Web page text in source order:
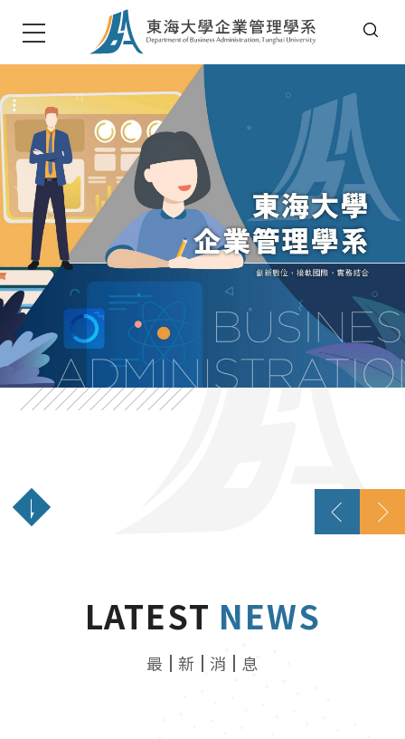
東海大學企管系
T
u
n
g
h
a
i
U
n
i
v
e
r
s
i
t
LATEST NEWS
最 新 消 息